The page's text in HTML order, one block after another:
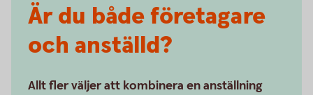
Är du både företagare
och anställd?
Allt fler väljer att kombinera en anställning